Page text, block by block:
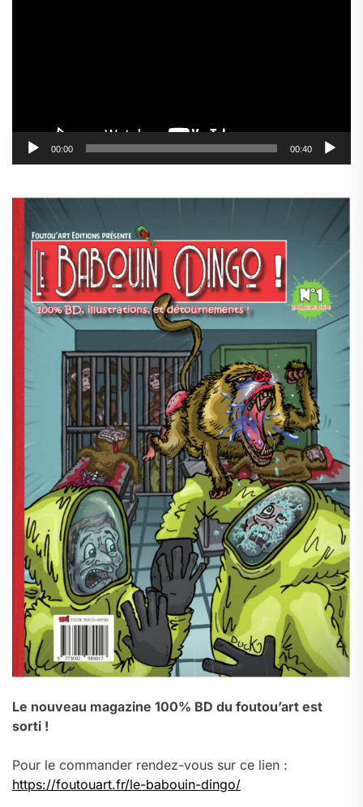
00:00 00:40
Le nouveau magazine 100% BD du foutou’art est
sorti !
Pour le commander rendez-vous sur ce lien :
https://foutouart.fr/le-babouin-dingo/